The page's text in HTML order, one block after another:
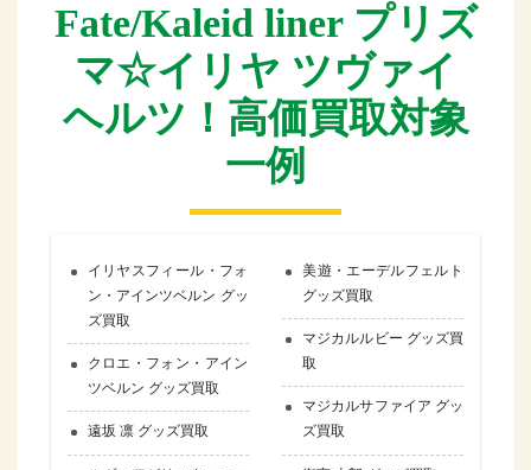
Fate/Kaleid liner プリズ
マ☆イリヤ ツヴァイ
ヘルツ！高価買取対象
一例
イリヤスフィール・フォ
ン・アインツベルン グッ
ズ買取
クロエ・フォン・アイン
ツベルン グッズ買取
遠坂 凛 グッズ買取
美遊・エーデルフェルト
グッズ買取
マジカルルビー グッズ買
取
マジカルサファイア グッ
ズ買取